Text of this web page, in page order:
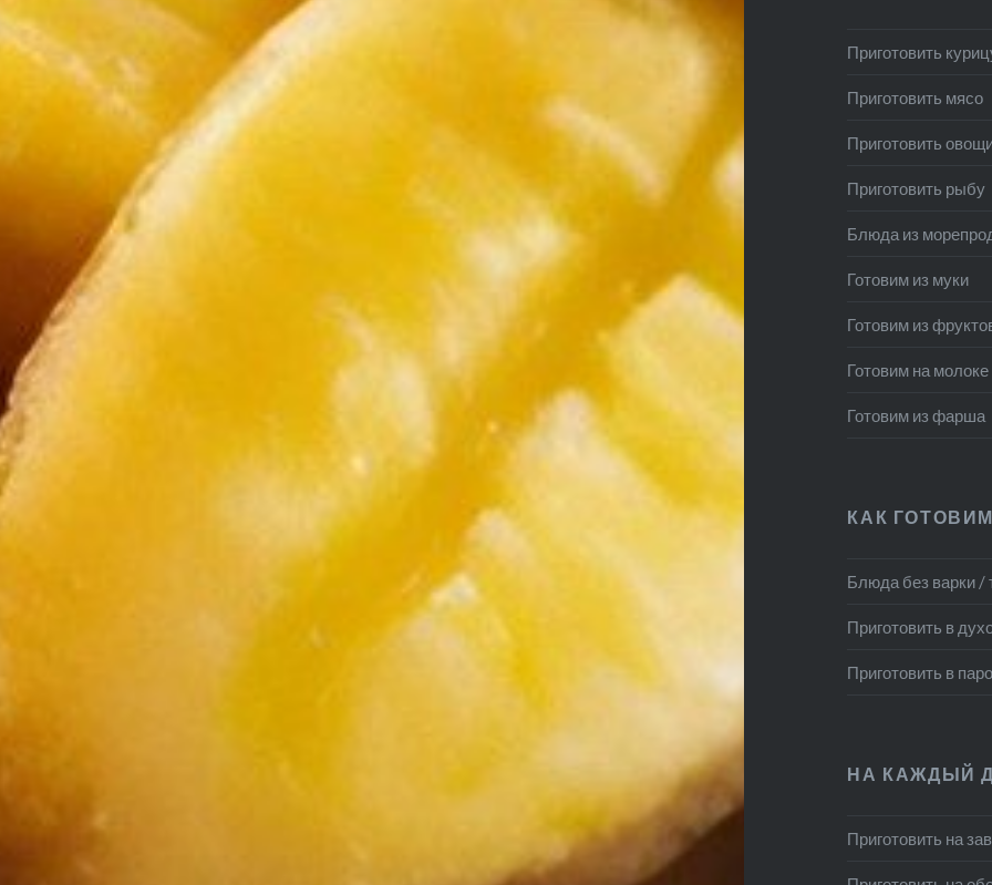
Приготовить
Приготовить мясо
Приготовить
Приготовить рыбу
Блюда из
Готовим из муки
Готовим из
Готовим на молоке
Готовим из фарша
КАК
Блюда без варки /
Приготовить в
Приготовить в
НА КАЖДЫЙ
Приготовить на